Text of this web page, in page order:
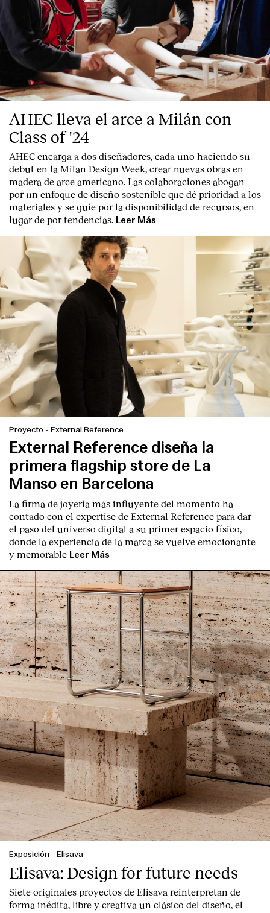
Contacto
AHEC lleva el arce a Milán con
Class of '24
AHEC encarga a dos diseñadores, cada uno haciendo su
debut en la Milan Design Week, crear nuevas obras en
madera de arce americano. Las colaboraciones abogan
por un enfoque de diseño sostenible que dé prioridad a los
materiales y se guíe por la disponibilidad de recursos, en
lugar de por tendencias.
Leer Más
Proyecto - External Reference
External Reference diseña la
primera flagship store de La
Manso en Barcelona
La firma de joyería más influyente del momento ha
contado con el expertise de External Reference para dar
el paso del universo digital a su primer espacio físico,
donde la experiencia de la marca se vuelve emocionante
y memorable Leer Más
Exposición - Elisava
Elisava: Design for future needs
Siete originales proyectos de Elisava reinterpretan de
forma inédita, libre y creativa un clásico del diseño, el